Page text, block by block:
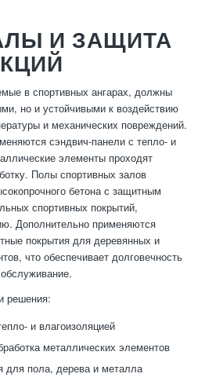
И ЗАЩИТА
в спортивных ангарах, должны
но и устойчивыми к воздействию
и механических повреждений.
сэндвич-панели с тепло- и
элементы проходят
Полы спортивных залов
бетона с защитным
спортивных покрытий,
Дополнительно применяются
покрытия для деревянных и
что обеспечивает долговечность
решения:
и влагоизоляцией
металлических элементов
для пола, дерева и металла